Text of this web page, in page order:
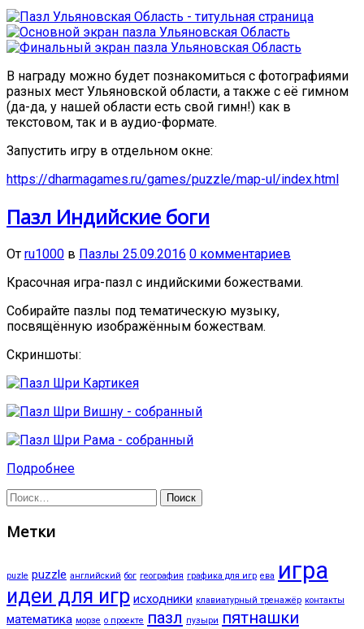
В награду можно будет познакомиться с фотографиями
разных мест Ульяновской области, а также с её гимном
(да-да, у нашей области есть свой гимн!) как в
текстовом, так и в аудио-формате.
Запустить игру в отдельном окне:
https://dharmagames.ru/games/puzzle/map-ul/index.html
Пазл Индийские боги
От ru1000 в Пазлы 25.09.2016 0 комментариев
Красочная игра-пазл с индийскими божествами.
Собирайте пазлы под тематическую музыку,
посвящённую изображённым божествам.
Скриншоты:
Подробнее
Найти:
Метки
puzle puzzle английский бог география графика для игр ева игра
идеи для игр исходники клавиатурный тренажёр контакты
математика морзе о проекте пазл пузыри пятнашки